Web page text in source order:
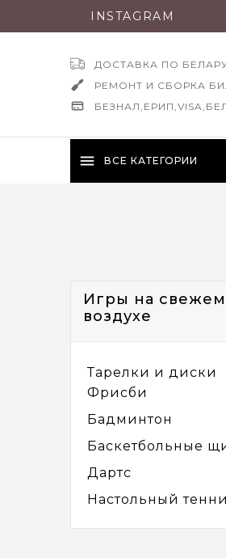
INSTAGRAM
ДОСТАВКА ПО
РЕМОНТ И СБОРКА
menu ВСЕ КАТЕГОРИИ
Игры на свежем
воздухе
Тарелки и диски
Фрисби
Бадминтон
Баскетбольные
Дартс
Настольный